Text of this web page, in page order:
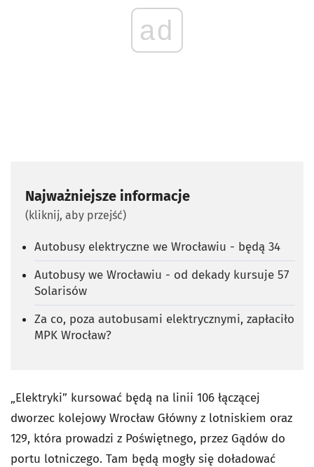
ad
Najważniejsze informacje
(kliknij, aby przejść)
Autobusy elektryczne we Wrocławiu - będą 34
Autobusy we Wrocławiu - od dekady kursuje 57
Solarisów
Za co, poza autobusami elektrycznymi, zapłaciło
MPK Wrocław?
„Elektryki” kursować będą na linii 106 łączącej
dworzec kolejowy Wrocław Główny z lotniskiem oraz
129, która prowadzi z Poświętnego, przez Gądów do
portu lotniczego. Tam będą mogły się doładować